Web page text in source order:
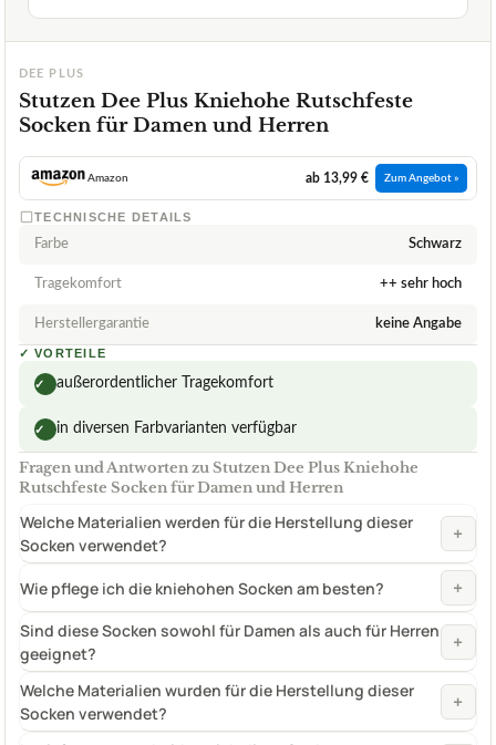
DEE PLUS
Stutzen Dee Plus Kniehohe Rutschfeste
Socken für Damen und Herren
Amazon ab 13,99 € Zum Angebot »
TECHNISCHE DETAILS
Farbe Schwarz
Tragekomfort ++ sehr hoch
Herstellergarantie keine Angabe
✓ VORTEILE
✓ außerordentlicher Tragekomfort
✓ in diversen Farbvarianten verfügbar
Fragen und Antworten zu Stutzen Dee Plus Kniehohe
Rutschfeste Socken für Damen und Herren
Welche Materialien werden für die Herstellung dieser
Socken verwendet?
+
Wie pflege ich die kniehohen Socken am besten? +
Sind diese Socken sowohl für Damen als auch für Herren
geeignet?
+
Welche Materialien wurden für die Herstellung dieser
Socken verwendet?
+